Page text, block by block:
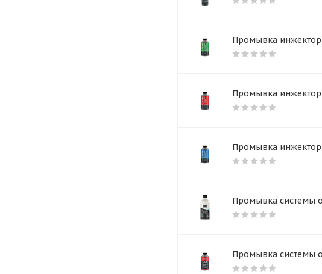
Промывка
Промывка
Промывка
Промывка системы
Промывка системы